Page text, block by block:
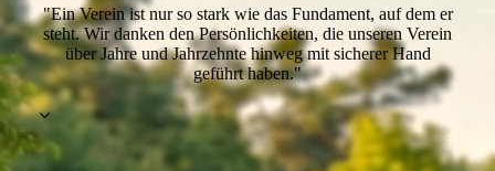
"Ein Verein ist nur so stark wie das Fundament, auf dem er
steht. Wir danken den Persönlichkeiten, die unseren Verein
über Jahre und Jahrzehnte hinweg mit sicherer Hand
geführt haben."